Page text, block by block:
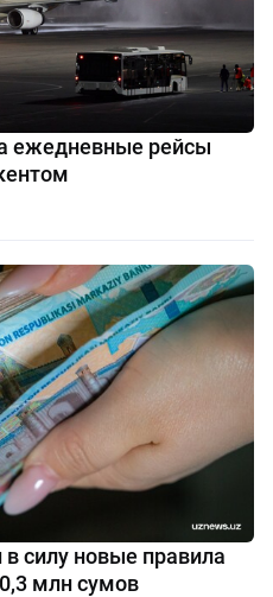
ежедневные рейсы
в силу новые правила
млн сумов